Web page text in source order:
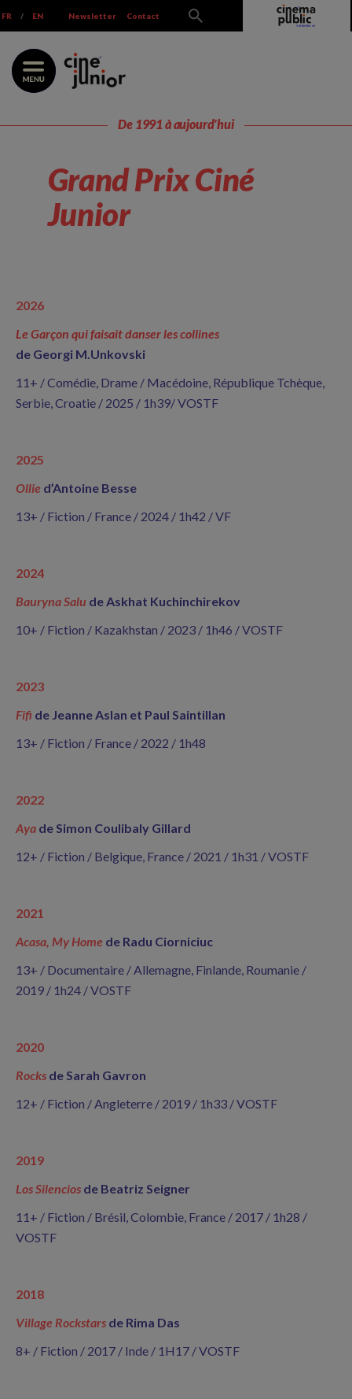
to
content
FR / EN Newsletter Contact
De 1991 à aujourd'hui
Grand Prix Ciné
Junior
2026
Le Garçon qui faisait danser les collines
de Georgi M.Unkovski
11+ / Comédie, Drame / Macédoine, République Tchèque,
Serbie, Croatie / 2025 / 1h39/ VOSTF
2025
Ollie d’Antoine Besse
13+ / Fiction / France / 2024 / 1h42 / VF
2024
Bauryna Salu de Askhat Kuchinchirekov
10+ / Fiction / Kazakhstan / 2023 / 1h46 / VOSTF
2023
Fifi de Jeanne Aslan et Paul Saintillan
13+ / Fiction / France / 2022 / 1h48
2022
Aya de Simon Coulibaly Gillard
12+ / Fiction / Belgique, France / 2021 / 1h31 / VOSTF
2021
Acasa, My Home de Radu Ciorniciuc
13+ / Documentaire / Allemagne, Finlande, Roumanie /
2019 / 1h24 / VOSTF
2020
Rocks de Sarah Gavron
12+ / Fiction / Angleterre / 2019 / 1h33 / VOSTF
2019
Los Silencios de Beatriz Seigner
11+ / Fiction / Brésil, Colombie, France / 2017 / 1h28 /
VOSTF
2018
Village Rockstars de Rima Das
8+ / Fiction / 2017 / Inde / 1H17 / VOSTF